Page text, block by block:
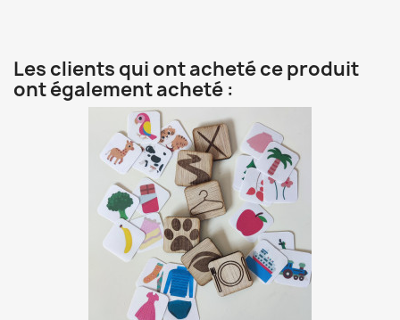
Les clients qui ont acheté ce produit
ont également acheté :